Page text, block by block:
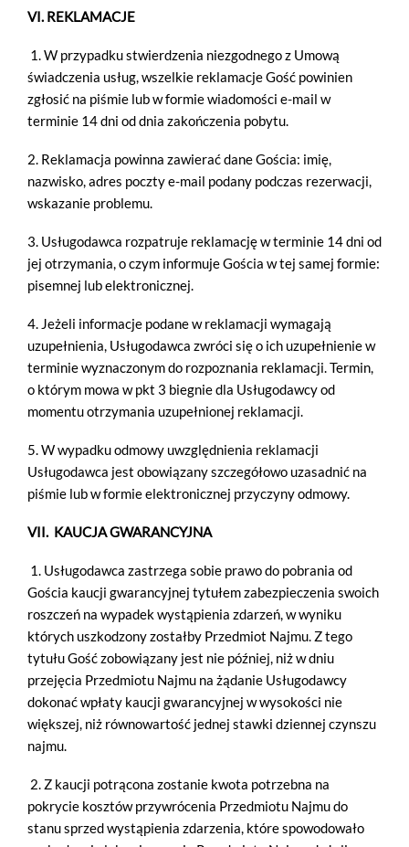
VI. REKLAMACJE
1. W przypadku stwierdzenia niezgodnego z Umową
świadczenia usług, wszelkie reklamacje Gość powinien
zgłosić na piśmie lub w formie wiadomości e-mail w
terminie 14 dni od dnia zakończenia pobytu.
2. Reklamacja powinna zawierać dane Gościa: imię,
nazwisko, adres poczty e-mail podany podczas rezerwacji,
wskazanie problemu.
3. Usługodawca rozpatruje reklamację w terminie 14 dni od
jej otrzymania, o czym informuje Gościa w tej samej formie:
pisemnej lub elektronicznej.
4. Jeżeli informacje podane w reklamacji wymagają
uzupełnienia, Usługodawca zwróci się o ich uzupełnienie w
terminie wyznaczonym do rozpoznania reklamacji. Termin,
o którym mowa w pkt 3 biegnie dla Usługodawcy od
momentu otrzymania uzupełnionej reklamacji.
5. W wypadku odmowy uwzględnienia reklamacji
Usługodawca jest obowiązany szczegółowo uzasadnić na
piśmie lub w formie elektronicznej przyczyny odmowy.
VII. KAUCJA GWARANCYJNA
1. Usługodawca zastrzega sobie prawo do pobrania od
Gościa kaucji gwarancyjnej tytułem zabezpieczenia swoich
roszczeń na wypadek wystąpienia zdarzeń, w wyniku
których uszkodzony zostałby Przedmiot Najmu. Z tego
tytułu Gość zobowiązany jest nie później, niż w dniu
przejęcia Przedmiotu Najmu na żądanie Usługodawcy
dokonać wpłaty kaucji gwarancyjnej w wysokości nie
większej, niż równowartość jednej stawki dziennej czynszu
najmu.
2. Z kaucji potrącona zostanie kwota potrzebna na
pokrycie kosztów przywrócenia Przedmiotu Najmu do
stanu sprzed wystąpienia zdarzenia, które spowodowało